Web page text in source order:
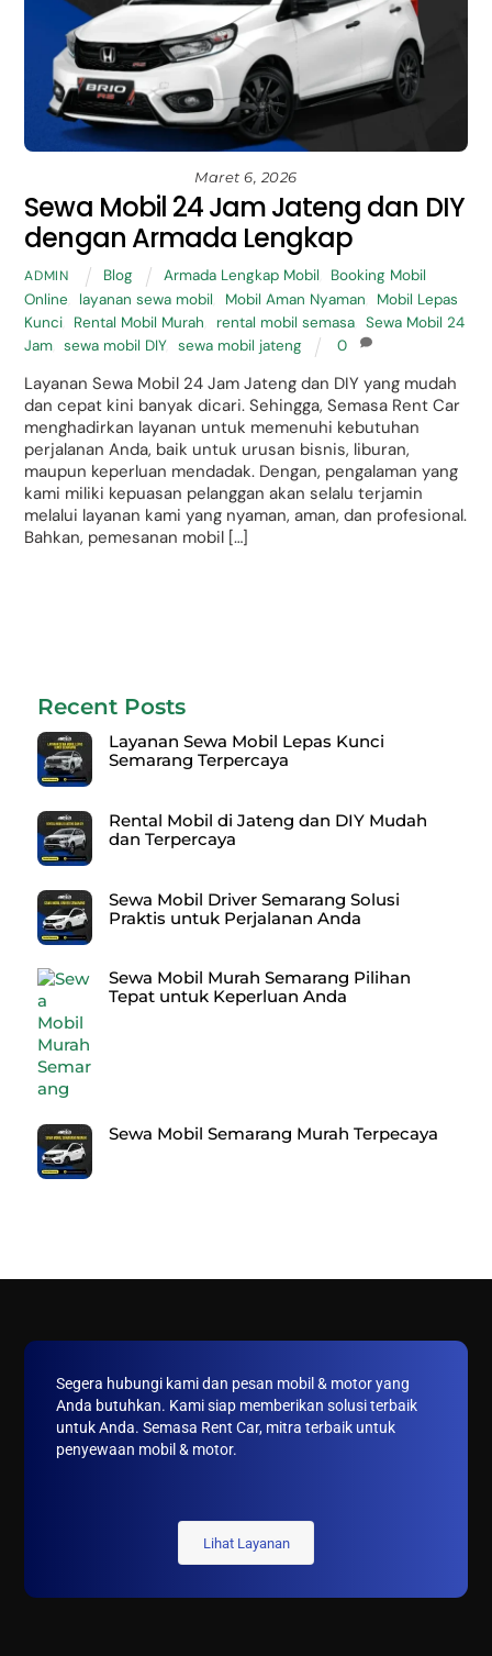
Maret 6, 2026
Sewa Mobil 24 Jam Jateng dan DIY
dengan Armada Lengkap
ADMIN Blog Armada Lengkap Mobil
Booking Mobil
Online
layanan sewa mobil Mobil Aman Nyaman
Mobil Lepas
Kunci
Rental Mobil Murah rental mobil semasa, Sewa Mobil 24
Jam
sewa mobil DIY, sewa mobil jateng 0
Layanan Sewa Mobil 24 Jam Jateng dan DIY yang mudah
dan cepat kini banyak dicari. Sehingga, Semasa Rent Car
menghadirkan layanan untuk memenuhi kebutuhan
perjalanan Anda, baik untuk urusan bisnis, liburan,
maupun keperluan mendadak. Dengan, pengalaman yang
kami miliki kepuasan pelanggan akan selalu terjamin
melalui layanan kami yang nyaman, aman, dan profesional.
Bahkan, pemesanan mobil […]
Recent Posts
Layanan Sewa Mobil Lepas Kunci
Semarang Terpercaya
Rental Mobil di Jateng dan DIY Mudah
dan Terpercaya
Sewa Mobil Driver Semarang Solusi
Praktis untuk Perjalanan Anda
Sewa Mobil Murah Semarang Pilihan
Tepat untuk Keperluan Anda
Sewa Mobil Semarang Murah Terpecaya
Top
Segera hubungi kami dan pesan mobil & motor yang
Anda butuhkan. Kami siap memberikan solusi terbaik
untuk Anda. Semasa Rent Car, mitra terbaik untuk
penyewaan mobil & motor.
Lihat Layanan